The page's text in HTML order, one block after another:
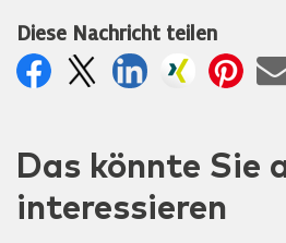
Diese Nachricht teilen
Das könnte Sie
interessieren